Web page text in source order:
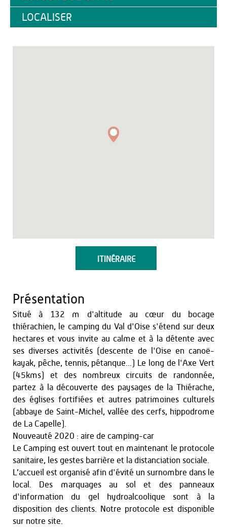
LOCALISER
ITINÉRAIRE
Présentation
Situé à 132 m d'altitude au cœur du bocage
thiérachien, le camping du Val d'Oise s'étend sur deux
hectares et vous invite au calme et à la détente avec
ses diverses activités (descente de l'Oise en canoë-
kayak, pêche, tennis, pétanque...) Le long de l'Axe Vert
(45kms) et des nombreux circuits de randonnée,
partez à la découverte des paysages de la Thiérache,
des églises fortifiées et autres patrimoines culturels
(abbaye de Saint-Michel, vallée des cerfs, hippodrome
de La Capelle).
Nouveauté 2020 : aire de camping-car
Le Camping est ouvert tout en maintenant le protocole
sanitaire, les gestes barrière et la distanciation sociale.
L’accueil est organisé afin d'évité un surnombre dans le
local. Des marquages au sol et des panneaux
d'information du gel hydroalcoolique sont à la
disposition des clients. Notre protocole est disponible
sur notre site.